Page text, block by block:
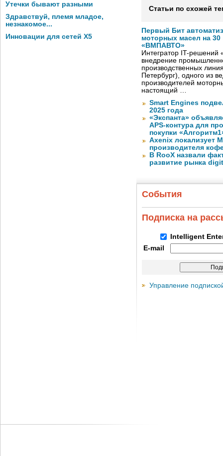
Утечки бывают разными
Здравствуй, племя младое,
незнакомое...
Инновации для сетей X5
Статьи по схожей
Первый Бит
моторных масел на
«ВМПАВТО»
Интегратор IT-
внедрение
производственных
Петербург), одного из
производителей
настоящий …
Smart Engines
2025 года
«Экспанта»
APS-контура для
покупки
Axenix локализует
производителя
В RooX назвали
развитие рынка
События
Подписка на
Intelligent
E-mail
Управление